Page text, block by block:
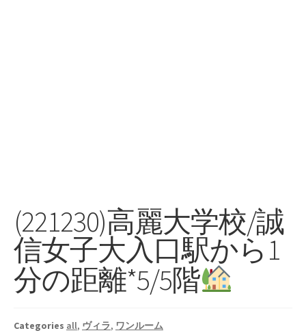
(221230)高麗大学校/誠
信女子大入口駅から1
分の距離*5/5階
Categories all, ヴィラ, ワンルーム